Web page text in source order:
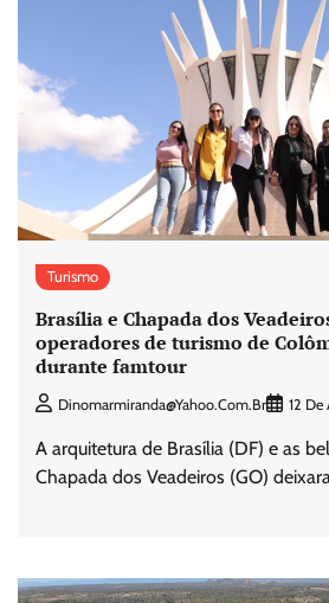
Turismo
Brasília e Chapada dos
operadores de turismo de
durante famtour
Dinomarmiranda@yahoo.com.br 12
A arquitetura de Brasília (DF) e as
Chapada dos Veadeiros (GO)